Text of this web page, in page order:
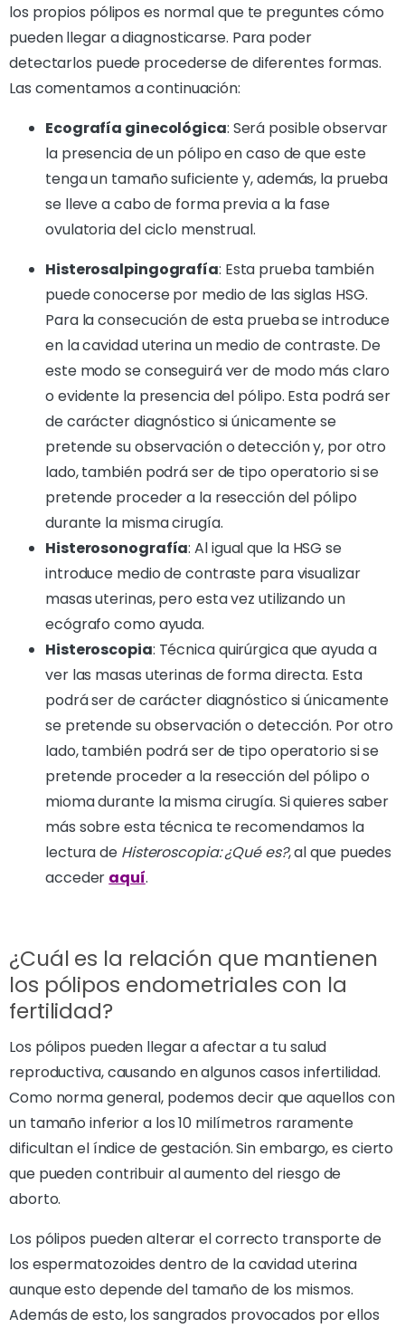
los propios pólipos es normal que te preguntes cómo
pueden llegar a diagnosticarse. Para poder
detectarlos puede procederse de diferentes formas.
Las comentamos a continuación:
Ecografía ginecológica: Será posible observar
la presencia de un pólipo en caso de que este
tenga un tamaño suficiente y, además, la prueba
se lleve a cabo de forma previa a la fase
ovulatoria del ciclo menstrual.
Histerosalpingografía: Esta prueba también
puede conocerse por medio de las siglas HSG.
Para la consecución de esta prueba se introduce
en la cavidad uterina un medio de contraste. De
este modo se conseguirá ver de modo más claro
o evidente la presencia del pólipo. Esta podrá ser
de carácter diagnóstico si únicamente se
pretende su observación o detección y, por otro
lado, también podrá ser de tipo operatorio si se
pretende proceder a la resección del pólipo
durante la misma cirugía.
Histerosonografía: Al igual que la HSG se
introduce medio de contraste para visualizar
masas uterinas, pero esta vez utilizando un
ecógrafo como ayuda.
Histeroscopia: Técnica quirúrgica que ayuda a
ver las masas uterinas de forma directa. Esta
podrá ser de carácter diagnóstico si únicamente
se pretende su observación o detección. Por otro
lado, también podrá ser de tipo operatorio si se
pretende proceder a la resección del pólipo o
mioma durante la misma cirugía. Si quieres saber
más sobre esta técnica te recomendamos la
lectura de Histeroscopia: ¿Qué es?, al que puedes
acceder aquí.
¿Cuál es la relación que mantienen
los pólipos endometriales con la
fertilidad?
Los pólipos pueden llegar a afectar a tu salud
reproductiva, causando en algunos casos infertilidad.
Como norma general, podemos decir que aquellos con
un tamaño inferior a los 10 milímetros raramente
dificultan el índice de gestación. Sin embargo, es cierto
que pueden contribuir al aumento del riesgo de
aborto.
Los pólipos pueden alterar el correcto transporte de
los espermatozoides dentro de la cavidad uterina
aunque esto depende del tamaño de los mismos.
Además de esto, los sangrados provocados por ellos